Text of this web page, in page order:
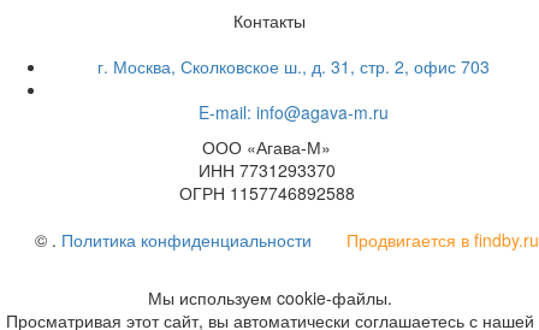
Контакты
г. Москва, Сколковское ш., д. 31, стр. 2, офис 703
E-mail: info@agava-m.ru
ООО «Агава-М»
ИНН 7731293370
ОГРН 1157746892588
© . Политика конфиденциальности Продвигается в findby.ru
Мы используем cookie-файлы.
Просматривая этот сайт, вы автоматически соглашаетесь с нашей